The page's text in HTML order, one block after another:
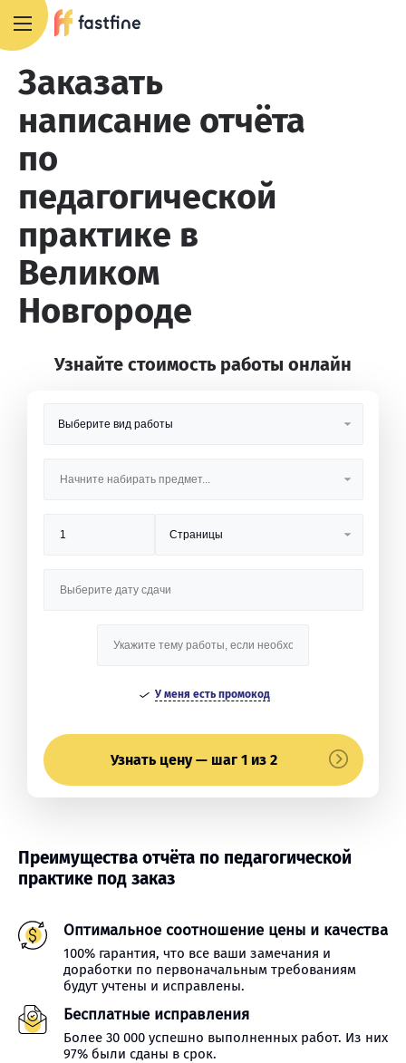
Заказать
написание отчёта
по
педагогической
практике в
Великом
Новгороде
Узнайте стоимость работы онлайн
У меня есть промокод
Узнать цену — шаг 1 из 2
Преимущества отчёта по педагогической
практике под заказ
Оптимальное соотношение цены и качества
100% гарантия, что все ваши замечания и
доработки по первоначальным требованиям
будут учтены и исправлены.
Бесплатные исправления
Более 30 000 успешно выполненных работ. Из них
97% были сданы в срок.